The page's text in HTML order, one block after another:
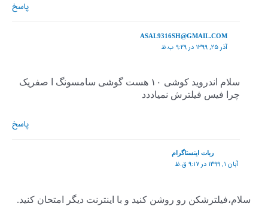
پاسخ
ASAL9316SH@GMAIL.COM
آذر ۲۵, ۱۳۹۹ در ۹:۲۹ ب.ظ
سلام اندروید کوشی ۱۰ هست گوشی سامسونگ ا صفریک
چرا فیس فیلترش نمیاددد
پاسخ
ربات اینستاگرام
آبان ۱, ۱۳۹۹ در ۹:۱۷ ق.ظ
سلام،فیلترشکن رو روشن کنید و با اینترنت دیگر امتحان کنید.